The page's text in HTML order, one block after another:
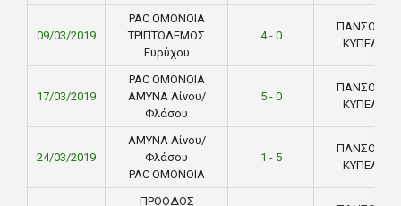
09/03/2019
PAC ΟΜΟΝΟΙΑ
ΤΡΙΠΤΟΛΕΜΟΣ
Ευρύχου
4 - 0
ΠΑΝΣΟΛΕΙΟ
ΚΥΠΕΛΛΟ
17/03/2019
PAC ΟΜΟΝΟΙΑ
ΑΜΥΝΑ Λίνου/
Φλάσου
5 - 0
ΠΑΝΣΟΛΕΙΟ
ΚΥΠΕΛΛΟ
24/03/2019
ΑΜΥΝΑ Λίνου/
Φλάσου
PAC ΟΜΟΝΟΙΑ
1 - 5
ΠΑΝΣΟΛΕΙΟ
ΚΥΠΕΛΛΟ
ΠΡΟΟΔΟΣ